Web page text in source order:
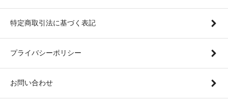
特定商取引法に基づく表記
プライバシーポリシー
お問い合わせ